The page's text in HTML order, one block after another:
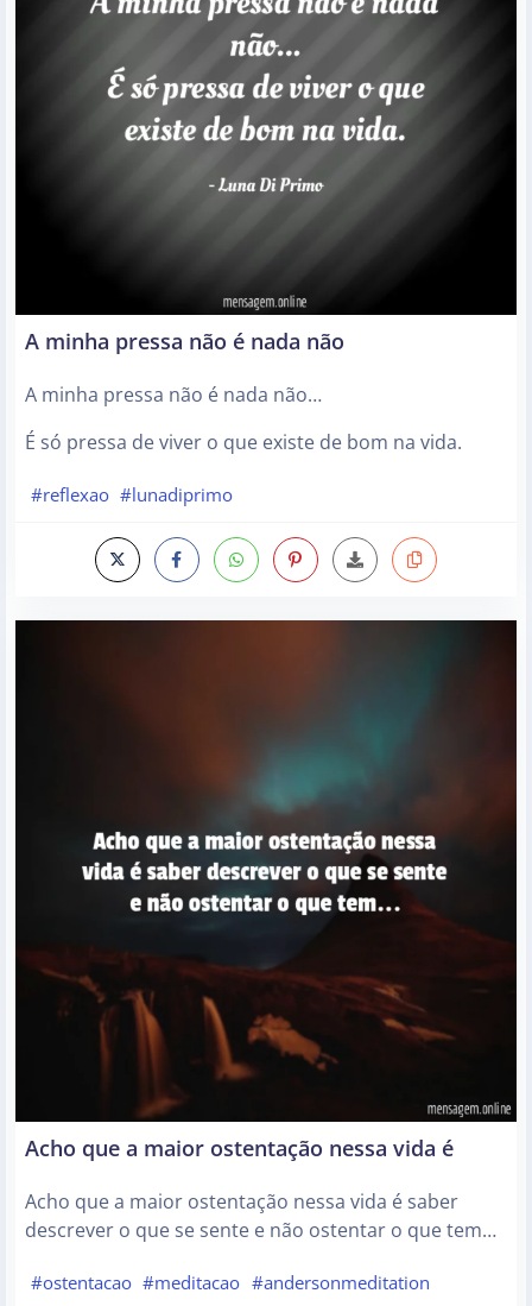
A minha pressa não é nada não
A minha pressa não é nada não…
É só pressa de viver o que existe de bom na vida.
#reflexao #lunadiprimo
Acho que a maior ostentação nessa vida é
Acho que a maior ostentação nessa vida é saber
descrever o que se sente e não ostentar o que tem…
#ostentacao #meditacao #andersonmeditation